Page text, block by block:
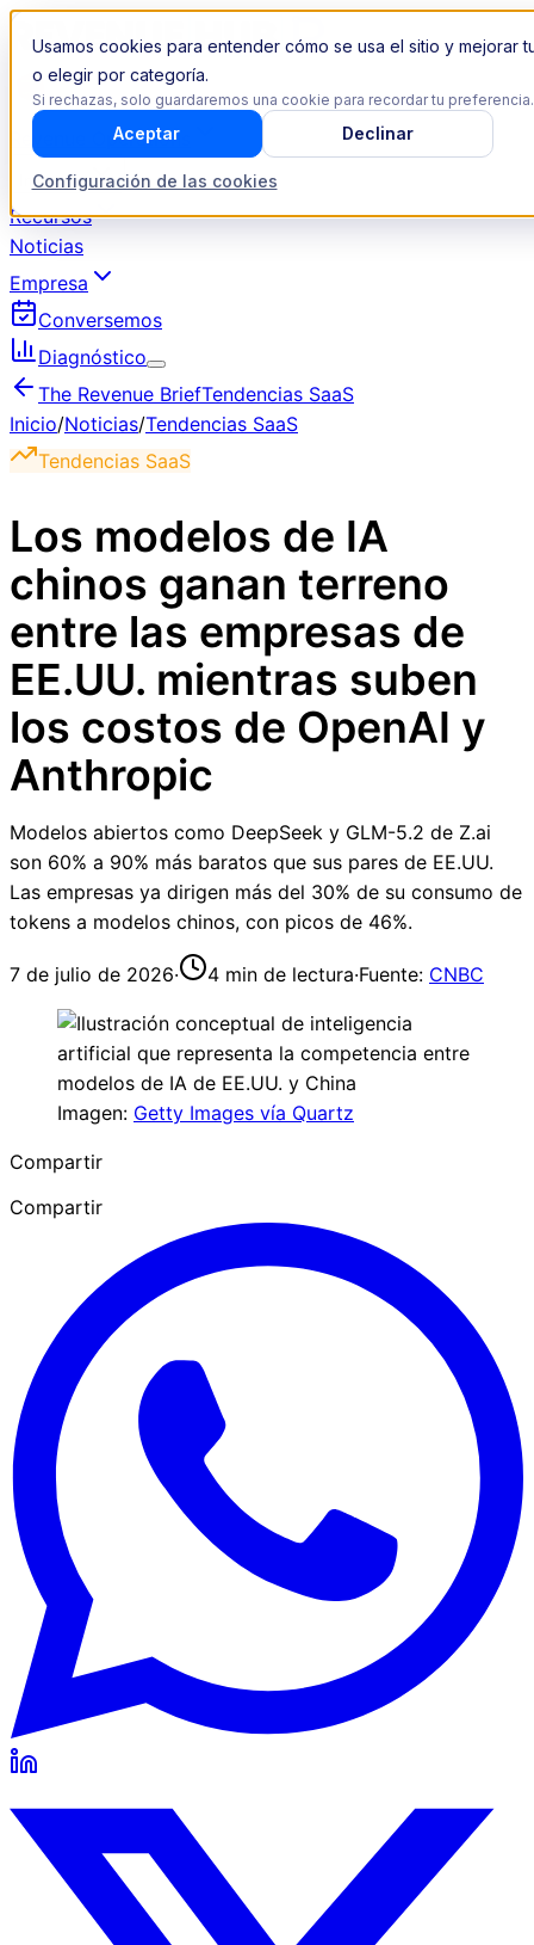
Usamos cookies para entender cómo se usa el sitio y mejorar
o elegir por categoría.
Si rechazas, solo guardaremos una cookie para recordar tu preferencia.
Configuración de las cookies
Aceptar Declinar
Revenue Operations
Industrias
Recursos
Noticias
Empresa
Conversemos
Diagnóstico
The Revenue BriefTendencias SaaS
Inicio/Noticias/Tendencias SaaS
Tendencias SaaS
Los modelos de IA
chinos ganan terreno
entre las empresas de
EE.UU. mientras suben
los costos de OpenAI y
Anthropic
Modelos abiertos como DeepSeek y GLM-5.2 de Z.ai
son 60% a 90% más baratos que sus pares de EE.UU.
Las empresas ya dirigen más del 30% de su consumo de
tokens a modelos chinos, con picos de 46%.
7 de julio de 2026· 4 min de lectura·Fuente: CNBC
Imagen: Getty Images vía Quartz
Compartir
Compartir